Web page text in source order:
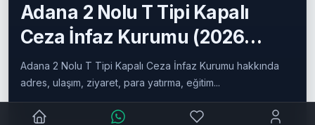
Adana 2 Nolu T Tipi Kapalı
Ceza İnfaz Kurumu (2026
Güncel Rehber)
Adana 2 Nolu T Tipi Kapalı Ceza İnfaz Kurumu hakkında
adres, ulaşım, ziyaret, para yatırma, eğitim...